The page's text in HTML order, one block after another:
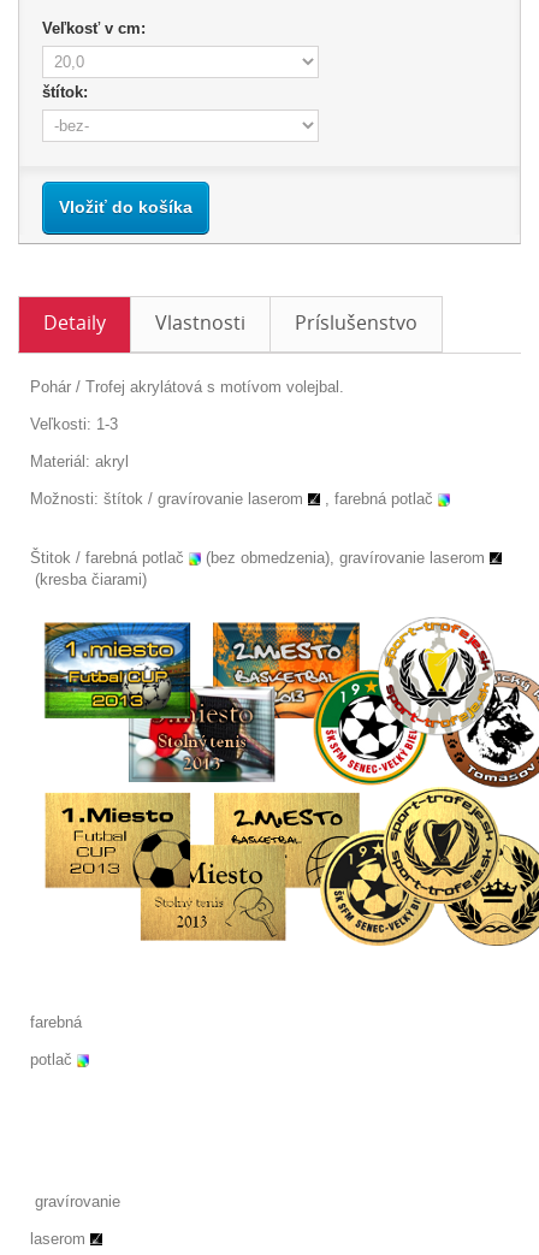
Veľkosť v cm:
štítok:
Vložiť do košíka
Detaily Vlastnosti Príslušenstvo
Pohár / Trofej akrylátová s motívom volejbal.
Veľkosti: 1-3
Materiál: akryl
Možnosti: štítok / gravírovanie laserom , farebná potlač
Štitok / farebná potlač
(bez obmedzenia), gravírovanie laserom
(kresba čiarami)
farebná
potlač
gravírovanie
laserom